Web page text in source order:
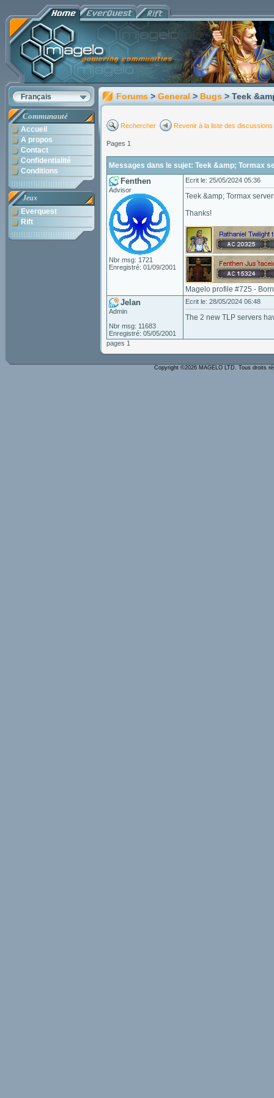
Français
Communauté
Accueil
A propos
Contact
Confidentialité
Conditions
Jeux
Everquest
Rift
Forums > General > Bugs > Teek
Rechercher Revenir à la liste des discussions
Pages 1
Messages dans le sujet: Teek &amp; Tormax
Fenthen
Advisor
Nbr msg: 1721
Enregistré: 01/09/2001
Ecrit le: 25/05/2024 05:36
Teek &amp; Tormax
Thanks!
Magelo profile #725 -
Jelan
Admin
Nbr msg: 11683
Enregistré: 05/05/2001
Ecrit le: 28/05/2024 06:48
The 2 new TLP servers
pages 1
Copyright ©2026 MAGELO LTD. Tous droits